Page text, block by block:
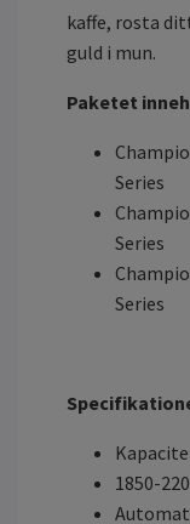
kaffe, rosta
guld i mun.
Paketet
Series
Series
Series
1850-